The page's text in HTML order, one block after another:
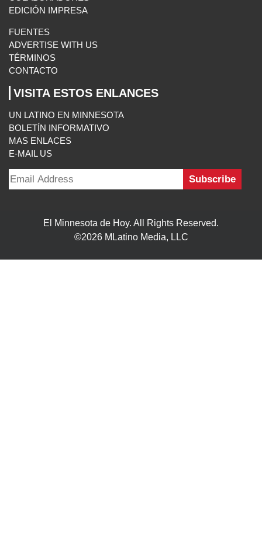
MAS ENLACES
E-MAIL US
©2026 MLatino Media, LLC